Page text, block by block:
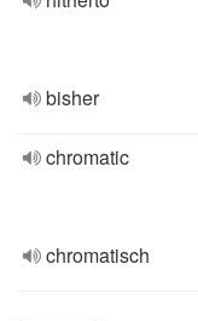
bisher
chromatic
chromatisch